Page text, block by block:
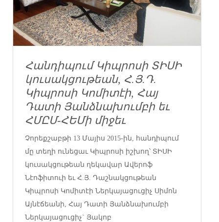
Հանդիպում Կիպրոսի ՏԻՍԻ
կուսակցութեան, Հ.Յ.Դ.
Կիպրոսի Կոմիտէի, Հայ
Դատի Յանձնախումբի եւ
ՀՄԸՄ-ՀԵՄի միջեւ
Չորեքշաբթի 13 Մայիս 2015-ին, հանդիպում
մը տեղի ունեցաւ Կիպրոսի իշխող՝ ՏԻՍԻ
կուսակցութեան ղեկավար Ավերոֆ
Նէոֆիտուի եւ Հ.Յ. Դաշնակցութեան
Կիպրոսի Կոմիտէի Ներկայացուցիչ Սիմոն
Այնէճեանի, Հայ Դատի Յանձնախումբի
Ներկայացուցիչ` Յակոբ